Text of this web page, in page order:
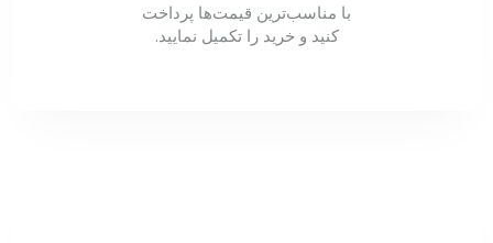
با مناسب‌ترین قیمت‌ها پرداخت
کنید و خرید را تکمیل نمایید.